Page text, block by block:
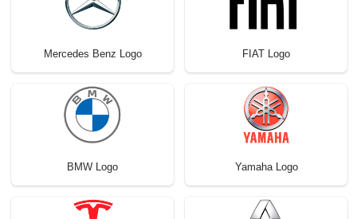
Mercedes Benz Logo FIAT Logo
BMW Logo Yamaha Logo